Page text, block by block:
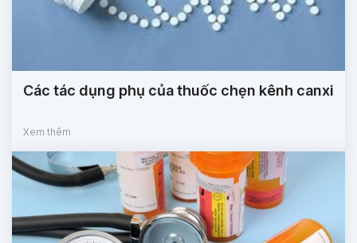
Các tác dụng phụ của thuốc chẹn kênh canxi
Xem thêm